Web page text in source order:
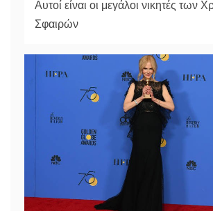
Αυτοί είναι οι μεγάλοι νικητές των
Σφαιρών